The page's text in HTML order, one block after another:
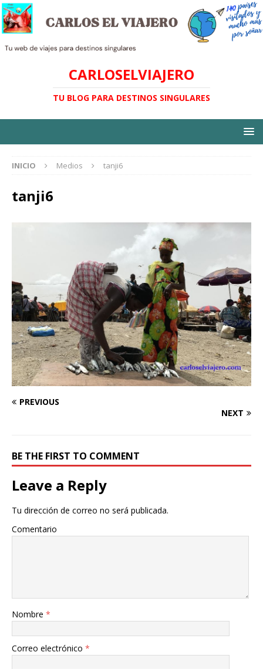
CARLOSELVIAJERO
TU BLOG PARA DESTINOS SINGULARES
INICIO Medios tanji6
tanji6
PREVIOUS
NEXT
BE THE FIRST TO COMMENT
Leave a Reply
Tu dirección de correo no será publicada.
Comentario
Nombre *
Correo electrónico *